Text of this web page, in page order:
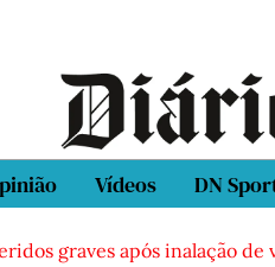
Vídeos DN
graves após inalação